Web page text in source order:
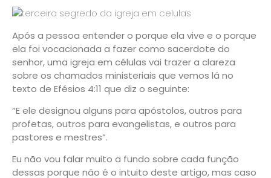
Após a pessoa entender o porque ela vive e o porque
ela foi vocacionada a fazer como sacerdote do
senhor, uma igreja em células vai trazer a clareza
sobre os chamados ministeriais que vemos lá no
texto de Efésios 4:11 que diz o seguinte:
“E ele designou alguns para apóstolos, outros para
profetas, outros para evangelistas, e outros para
pastores e mestres“.
Eu não vou falar muito a fundo sobre cada função
dessas porque não é o intuito deste artigo, mas caso